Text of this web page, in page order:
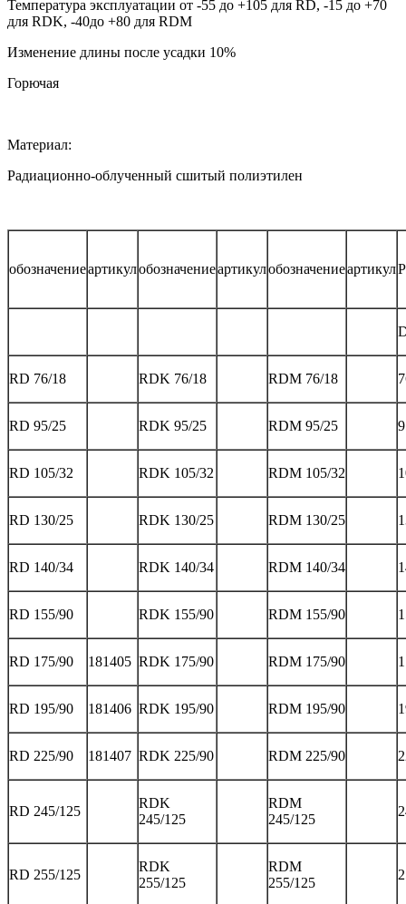
Температура эксплуатации от -55 до +105 для RD, -15 до +70
для RDK, -40до +80 для RDM
Изменение длины после усадки 10%
Горючая
Материал:
Радиационно-облученный сшитый полиэтилен
обозначениеартикулобозначениеартикулобозначениеартикул
RD 76/18 RDK 76/18 RDM 76/18
RD 95/25 RDK 95/25 RDM 95/25
RD 105/32 RDK 105/32 RDM 105/32
RD 130/25 RDK 130/25 RDM 130/25
RD 140/34 RDK 140/34 RDM 140/34
RD 155/90 RDK 155/90 RDM 155/90
RD 175/90 181405 RDK 175/90 RDM 175/90
RD 195/90 181406 RDK 195/90 RDM 195/90
RD 225/90 181407 RDK 225/90 RDM 225/90
RD 245/125
RDK
245/125
RDM
245/125
RD 255/125
RDK
255/125
RDM
255/125